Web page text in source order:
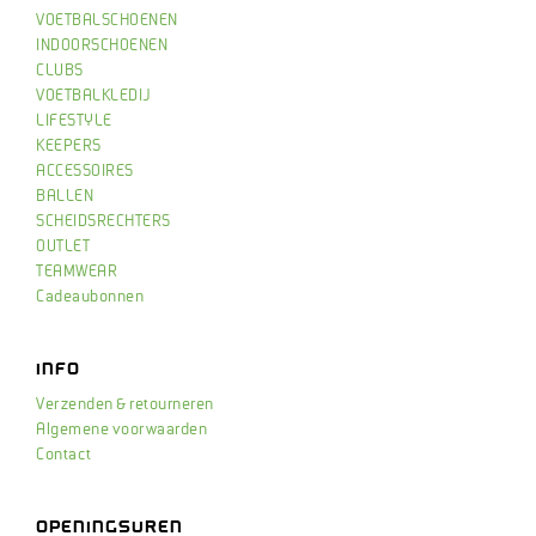
VOETBALSCHOENEN
INDOORSCHOENEN
CLUBS
VOETBALKLEDIJ
LIFESTYLE
KEEPERS
ACCESSOIRES
BALLEN
SCHEIDSRECHTERS
OUTLET
TEAMWEAR
Cadeaubonnen
INFO
Verzenden & retourneren
Algemene voorwaarden
Contact
OPENINGSUREN